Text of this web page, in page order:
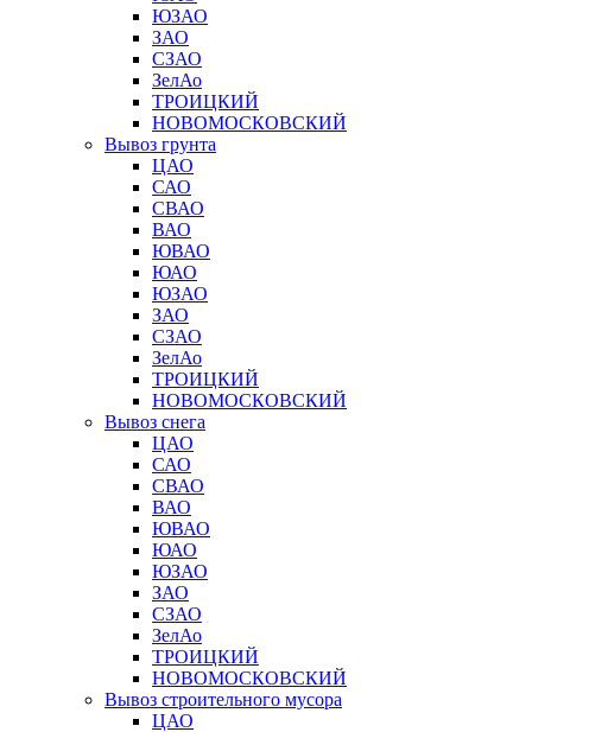
ЮЗАО
ЗАО
СЗАО
ЗелАо
ТРОИЦКИЙ
НОВОМОСКОВСКИЙ
Вывоз грунта
ЦАО
САО
СВАО
ВАО
ЮВАО
ЮАО
ЮЗАО
ЗАО
СЗАО
ЗелАо
ТРОИЦКИЙ
НОВОМОСКОВСКИЙ
Вывоз снега
ЦАО
САО
СВАО
ВАО
ЮВАО
ЮАО
ЮЗАО
ЗАО
СЗАО
ЗелАо
ТРОИЦКИЙ
НОВОМОСКОВСКИЙ
Вывоз строительного мусора
ЦАО